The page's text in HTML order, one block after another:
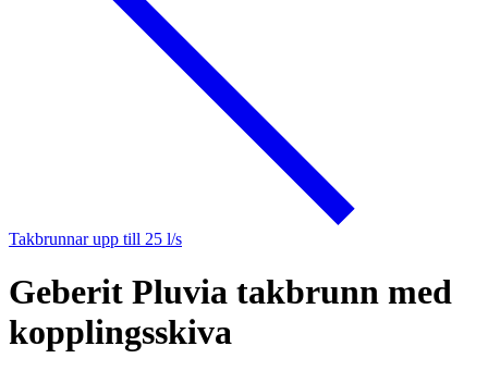
Takbrunnar upp till 25 l/s
Geberit Pluvia takbrunn med
kopplingsskiva